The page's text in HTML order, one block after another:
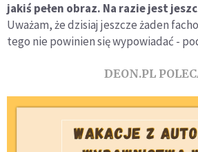
jakiś pełen obraz. Na razie jest
Uważam, że dzisiaj jeszcze żaden
tego nie powinien się wypowiadać -
DEON.PL